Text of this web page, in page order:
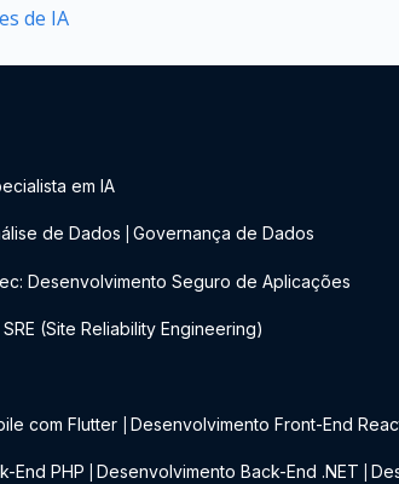
de IA
em IA
de Dados Governança de Dados
Desenvolvimento Seguro de Aplicações
SRE (Site Reliability Engineering)
com Flutter Desenvolvimento Front-End
End PHP Desenvolvimento Back-End .NET